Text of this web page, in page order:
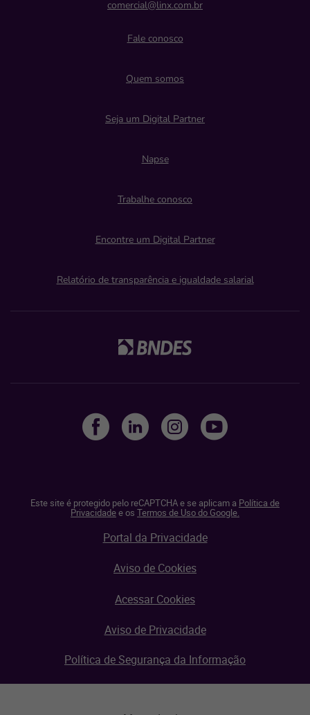
comercial@linx.com.br
Fale conosco
Quem somos
Seja um Digital Partner
Napse
Trabalhe conosco
Encontre um Digital Partner
Relatório de transparência e igualdade salarial
Este site é protegido pelo reCAPTCHA e se aplicam a Política de
Privacidadee os Termos de Uso do Google.
Portal da Privacidade
Aviso de Cookies
Acessar Cookies
Aviso de Privacidade
Política de Segurança da Informação